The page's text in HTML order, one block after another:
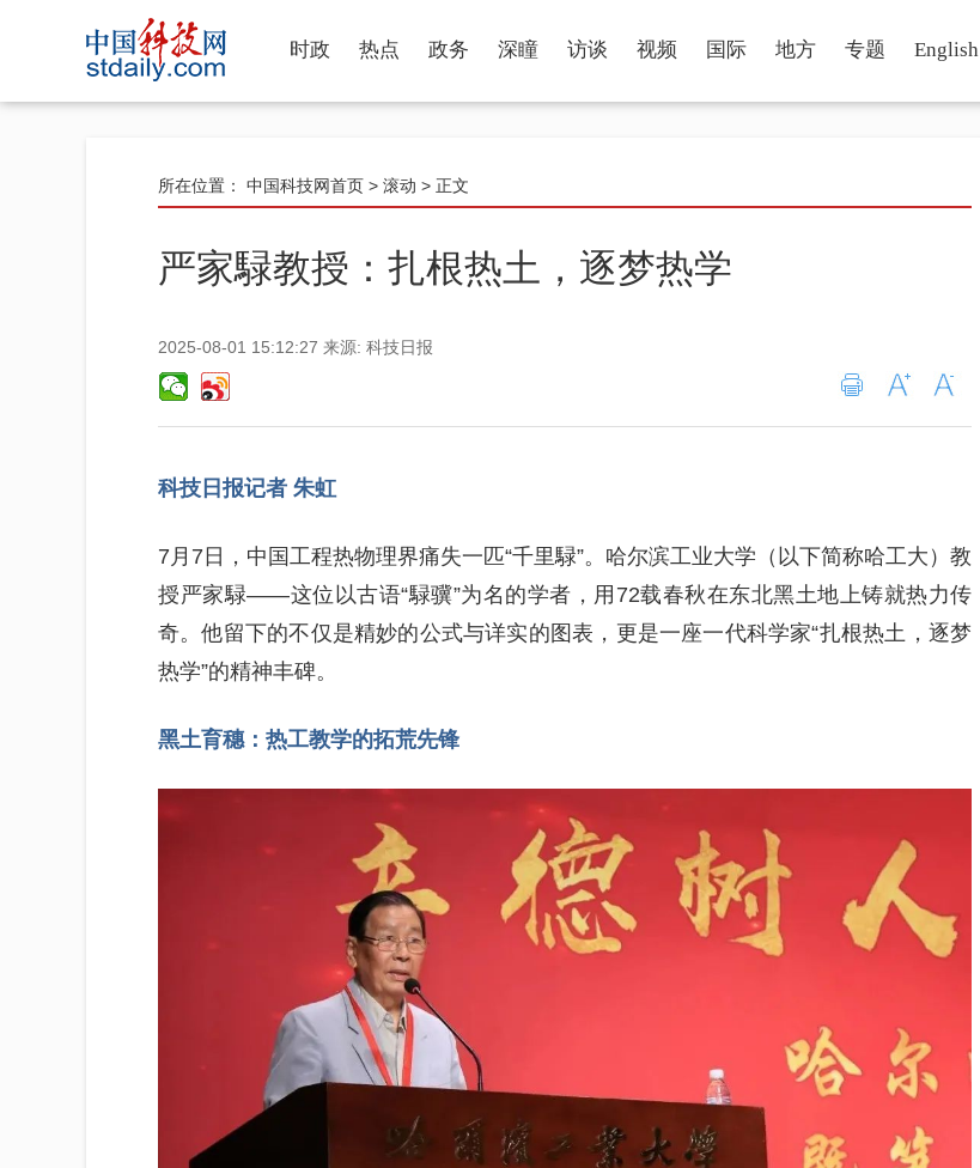
时政 热点 政务 深瞳 访谈 视频 国际 地方 专题 English
所在位置： 中国科技网首页 > 滚动 > 正文
严家騄教授：扎根热土，逐梦热学
2025-08-01 15:12:27 来源: 科技日报
科技日报记者 朱虹
7月7日，中国工程热物理界痛失一匹“千里騄”。哈尔滨工业大学（以下简称哈工大）教
授严家騄——这位以古语“騄骥”为名的学者，用72载春秋在东北黑土地上铸就热力传
奇。他留下的不仅是精妙的公式与详实的图表，更是一座一代科学家“扎根热土，逐梦
热学”的精神丰碑。
黑土育穗：热工教学的拓荒先锋